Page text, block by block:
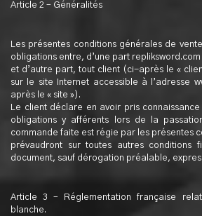
Article 2 – Généralités
Les présentes conditions générales de
obligations entre, d’une part
et d’autre part, tout client (ci-après le «
sur le site Internet accessible à l’adresse
après le « site »).
Le client déclare en avoir pris
obligations y afférents lors de la
commande faite est régie par les présentes
prévaudront sur toutes autres conditions
document, sauf dérogation préalable,
Article 3 – Réglementation française
blanche.